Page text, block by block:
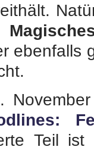
ebenfalls
Teil